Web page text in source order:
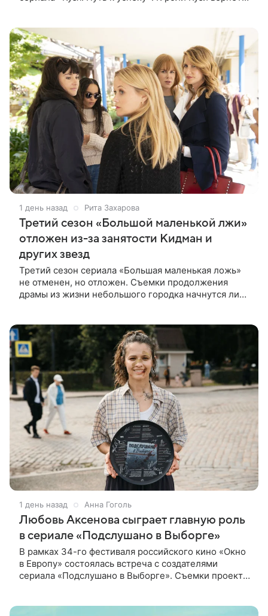
1 день назад Рита Захарова
Третий сезон «Большой маленькой лжи»
отложен из-за занятости Кидман и
других звезд
Третий сезон сериала «Большая маленькая ложь»
не отменен, но отложен. Съемки продолжения
драмы из жизни небольшого городка начнутся лишь
1 день назад Анна Гоголь
Любовь Аксенова сыграет главную роль
в сериале «Подслушано в Выборге»
В рамках 34-го фестиваля российского кино «Окно
в Европу» состоялась встреча с создателями
сериала «Подслушано в Выборге». Съемки проекта